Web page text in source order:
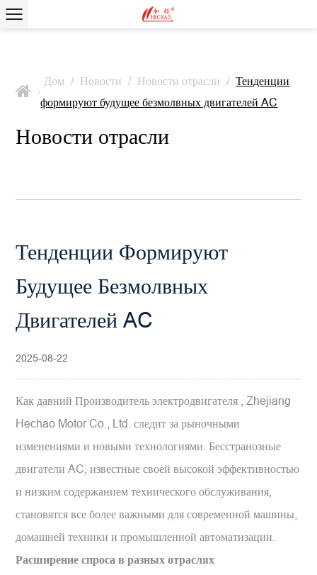
>
Дом / Новости / Новости отрасли / Тенденции
формируют будущее безмолвных двигателей AC
Новости отрасли
Тенденции Формируют
Будущее Безмолвных
Двигателей AC
2025-08-22
Как давнийПроизводитель электродвигателя
, Zhejiang
Hechao Motor Co., Ltd. следит за рыночными
изменениями и новыми технологиями. Бесстранозные
двигатели AC, известные своей высокой эффективностью
и низким содержанием технического обслуживания,
становятся все более важными для современной машины,
домашней техники и промышленной автоматизации.
Расширение спроса в разных отраслях